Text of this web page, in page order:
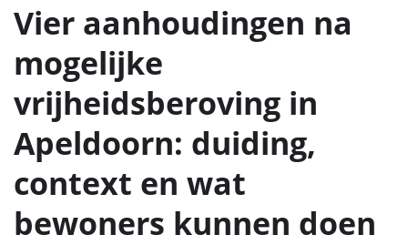
Vier aanhoudingen na
mogelijke
vrijheidsberoving in
Apeldoorn: duiding,
context en wat
bewoners kunnen doen